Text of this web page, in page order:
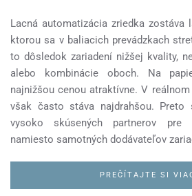
Lacná automatizácia zriedka zostáva
ktorou sa v baliacich prevádzkach
to dôsledok zariadení nižšej kvality,
alebo kombinácie oboch. Na
najnižšou cenou atraktívne. V
však často stáva najdrahšou. Preto
vysoko skúsených partnerov pre
namiesto samotných dodávateľov
PREČÍTAJTE SI